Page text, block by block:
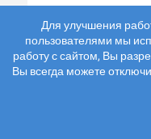
вариант
Нажмите
Введите
Для улучшения
пользователями мы
работу с сайтом, Вы
Вы всегда можете